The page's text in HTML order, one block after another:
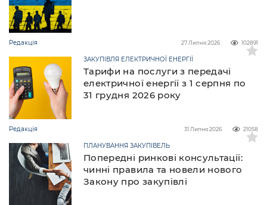
Редакція 102891
27 Липня 2026
Тарифи на послуги з передачі
електричної енергії з 1 серпня по
31 грудня 2026 року
ЗАКУПІВЛЯ ЕЛЕКТРИЧНОЇ ЕНЕРГІЇ
Редакція 21058
31 Липня 2026
Попередні ринкові консультації:
чинні правила та новели нового
Закону про закупівлі
ПЛАНУВАННЯ ЗАКУПІВЕЛЬ